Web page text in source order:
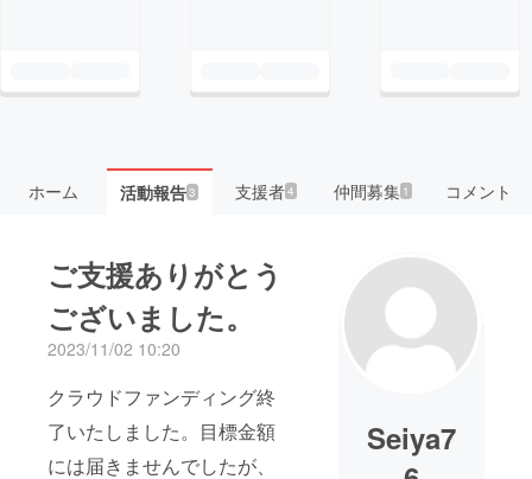
ホーム 活動報告3 支援者4 仲間募集 1 コメント
ご支援ありがとう
ございました。
2023/11/02 10:20
クラウドファンディング終
了いたしました。目標金額
には届きませんでしたが、
Seiya7